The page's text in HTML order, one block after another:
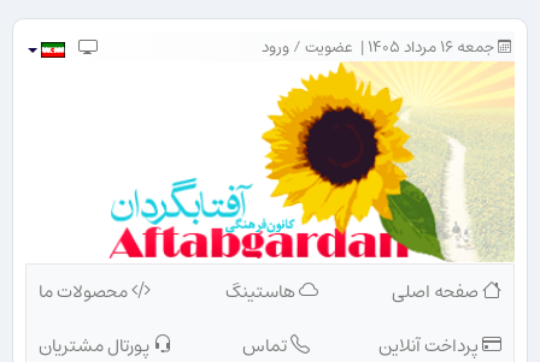
جمعه ۱۶ مرداد ۱۴۰۵ | عضویت/ورود
صفحه اصلی هاستینگ
محصولات ما
پرداخت آنلاین
تماس پورتال مشتریان